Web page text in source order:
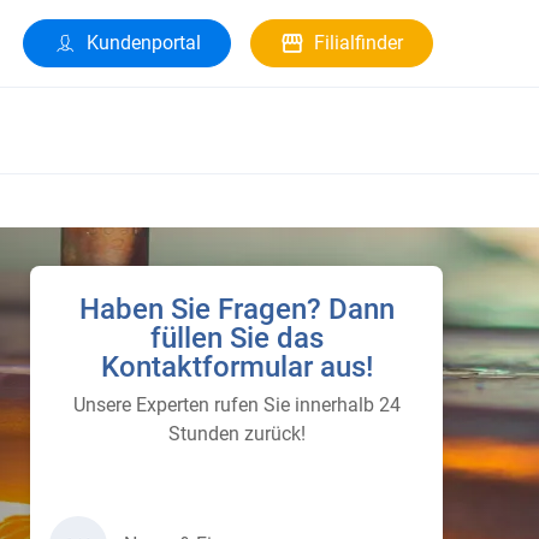
Kundenportal Filialfinder
Haben Sie Fragen? Dann
füllen Sie das
Kontaktformular aus!
Unsere Experten rufen Sie innerhalb 24
Stunden zurück!